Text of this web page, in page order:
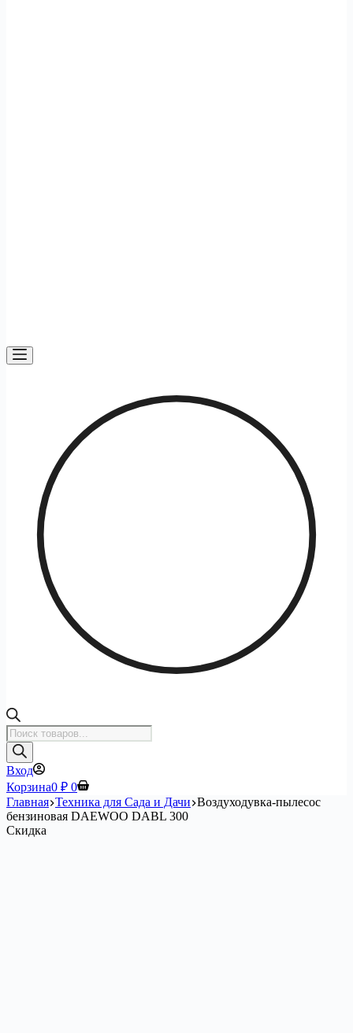
Поиск
товаров
Вход
Корзина0 ₽ 0
Главная Техника для Сада и Дачи Воздуходувка-пылесос
бензиновая DAEWOO DABL 300
Скидка